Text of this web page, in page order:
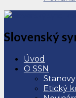
Slovenský
Úvod
O SSN
Etický